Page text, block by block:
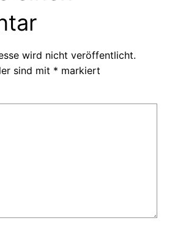
wird nicht veröffentlicht.
sind mit * markiert